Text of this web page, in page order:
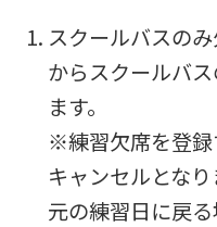
スクールバスの
からスクールバ
ます。
※練習欠席を登録
キャンセルとなり
元の練習日に戻